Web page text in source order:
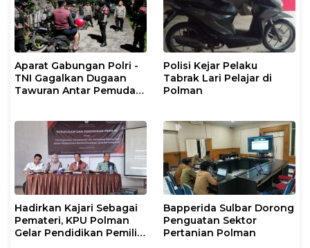
Aparat Gabungan Polri -
TNI Gagalkan Dugaan
Tawuran Antar Pemuda
Polisi Kejar Pelaku
Tabrak Lari Pelajar di
Polman
Hadirkan Kajari Sebagai
Pemateri, KPU Polman
Gelar Pendidikan Pemilih
Bapperida Sulbar Dorong
Penguatan Sektor
Pertanian Polman